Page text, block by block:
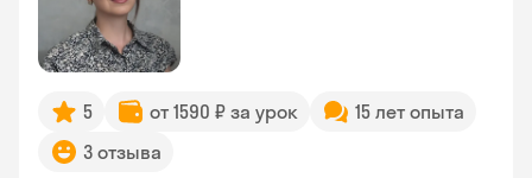
5 от 1590 ₽ за урок
15 лет опыта
3 отзыва